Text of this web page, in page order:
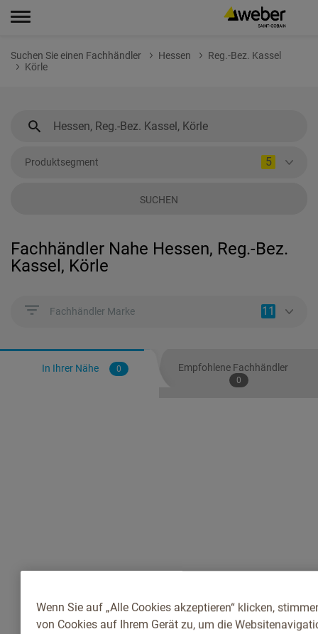
Suchen Sie einen Fachhändler Hessen
Reg.-Bez. Kassel
Körle
Produktsegment 5
SUCHEN
Fachhändler Nahe Hessen, Reg.-Bez.
Kassel, Körle
Fachhändler Marke 11
In Ihrer Nähe 0 Empfohlene Fachhändler
0
Wenn Sie auf „Alle Cookies akzeptieren“ klicken,
von Cookies auf Ihrem Gerät zu, um die